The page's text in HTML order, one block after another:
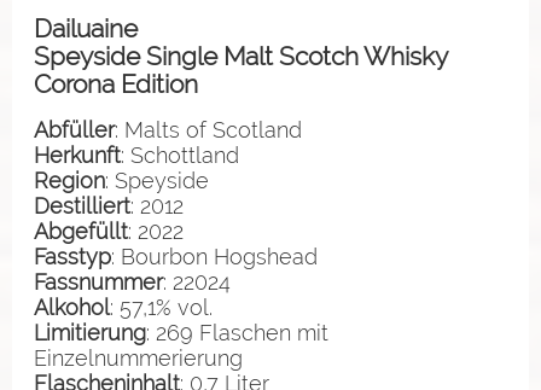
Dailuaine
Speyside Single Malt Scotch Whisky
Corona Edition
Abfüller: Malts of Scotland
Herkunft: Schottland
Region: Speyside
Destilliert: 2012
Abgefüllt: 2022
Fasstyp: Bourbon Hogshead
Fassnummer: 22024
Alkohol: 57,1% vol.
Limitierung: 269 Flaschen mit
Einzelnummerierung
Flascheninhalt: 0,7 Liter